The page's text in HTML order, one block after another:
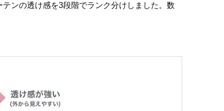
ンの透け感を3段階でランク分けしました。数